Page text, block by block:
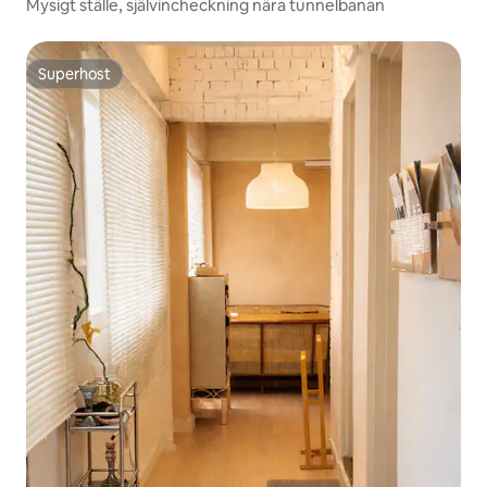
Mysigt ställe, självincheckning nära tunnelbanan
Superhost
Superhost